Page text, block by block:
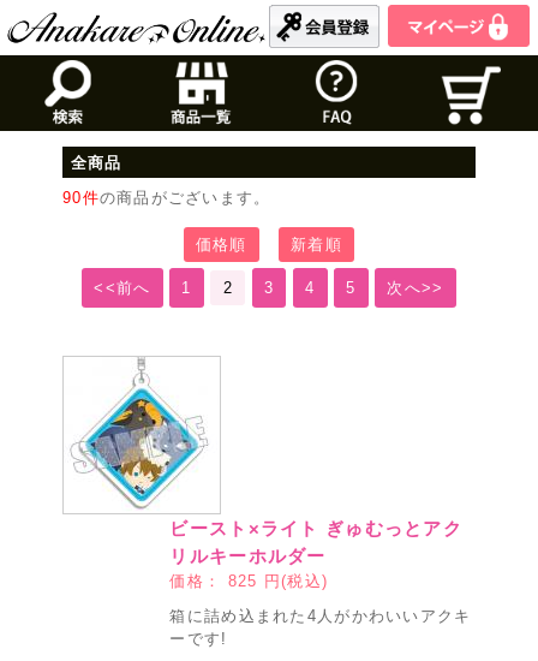
全商品
90件の商品がございます。
価格順 新着順
<<前へ 1 2 3 4 5 次へ>>
ビースト×ライト ぎゅむっとアク
リルキーホルダー
価格： 825 円(税込)
箱に詰め込まれた4人がかわいいアクキ
ーです!